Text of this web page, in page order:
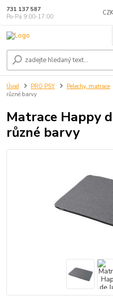
731 137 587
Po-Pá 9:00-17:00
Úvod PRO PSY Pelechy, matrace
různé barvy
Matrace Happy
různé barvy